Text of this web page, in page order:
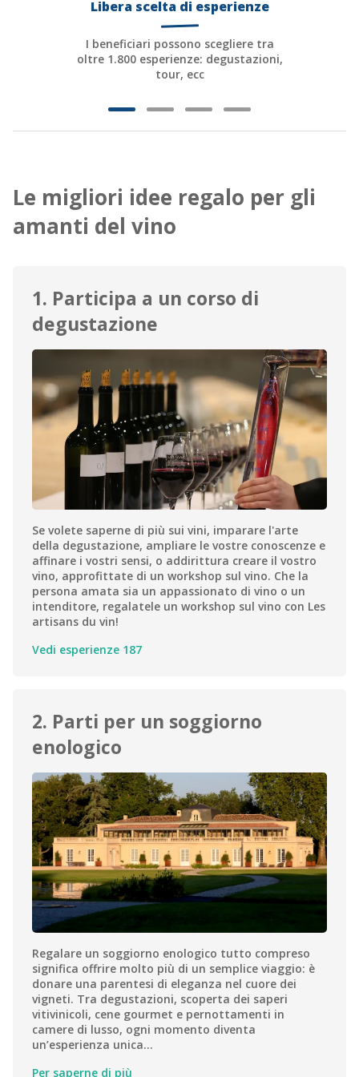
Champagne Ruinart
Champagne Taittinger
Champagne Veuve Clicquot
Château Cadet Bon
Pressoria
Libera scelta di esperienze
I beneficiari possono scegliere tra
oltre 1.800 esperienze: degustazioni,
tour, ecc
Le migliori idee regalo per gli
amanti del vino
1. Participa a un corso di
degustazione
Se volete saperne di più sui vini, imparare l'arte
della degustazione, ampliare le vostre conoscenze e
affinare i vostri sensi, o addirittura creare il vostro
vino, approfittate di un workshop sul vino. Che la
persona amata sia un appassionato di vino o un
intenditore, regalatele un workshop sul vino con Les
artisans du vin!
Vedi esperienze 187
2. Parti per un soggiorno
enologico
Regalare un soggiorno enologico tutto compreso
significa offrire molto più di un semplice viaggio: è
donare una parentesi di eleganza nel cuore dei
vigneti. Tra degustazioni, scoperta dei saperi
vitivinicoli, cene gourmet e pernottamenti in
camere di lusso, ogni momento diventa
un’esperienza unica…
Per saperne di più